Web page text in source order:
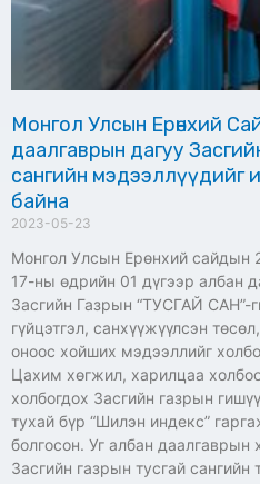
Монгол Улсын Ерөнхий
даалгаврын дагуу
сангийн мэдээллүүдийг
байна
2023-05-23
Монгол Улсын Ерөнхий сайдын
17-ны өдрийн 01 дүгээр албан
Засгийн Газрын “ТУСГАЙ САН”-
гүйцэтгэл, санхүүжүүлсэн
оноос хойших мэдээллийг
Цахим хөгжил, харилцаа
холбогдох Засгийн газрын
тухай бүр “Шилэн индекс”
болгосон. Уг албан
Засгийн газрын тусгай сангийн